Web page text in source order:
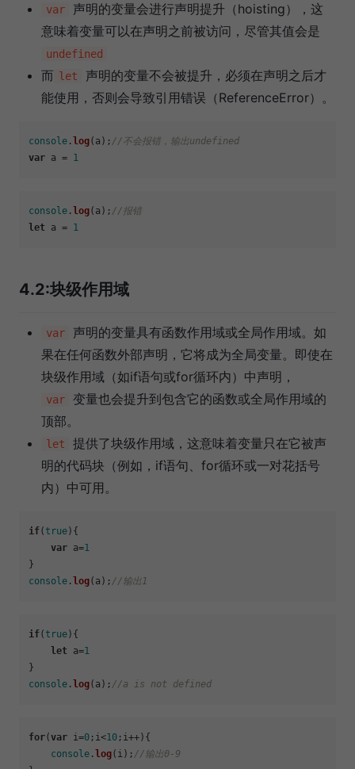
var
声明的变量会进行声明提升（hoisting），这
意味着变量可以在声明之前被访问，尽管其值会是
undefined
而 let
声明的变量不会被提升，必须在声明之后才
能使用，否则会导致引用错误（ReferenceError）。
console . log(a); //不会报错，输出undefined
var a = 1
console . log(a); //报错
let a = 1
4.2:块级作用域
var
声明的变量具有函数作用域或全局作用域。如
果在任何函数外部声明，它将成为全局变量。即使在
块级作用域（如if语句或for循环内）中声明，
var
变量也会提升到包含它的函数或全局作用域的
顶部。
let
提供了块级作用域，这意味着变量只在它被声
明的代码块（例如，if语句、for循环或一对花括号
内）中可用。
if(true ){
var a=1
console . log(a); //输出1
if(true ){
let a=1
console . log(a); //a is not defined
for(var i=0 ;i<10 ;i++){
console . log(i); //输出0-9